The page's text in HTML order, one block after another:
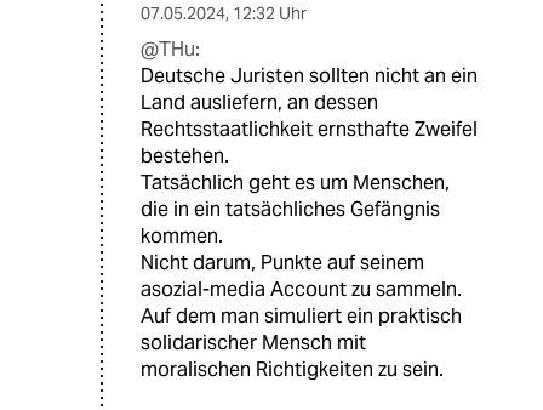
07.05.2024, 12:32 Uhr
@THu:
Deutsche Juristen sollten nicht an ein
Land ausliefern, an dessen
Rechtsstaatlichkeit ernsthafte Zweifel
bestehen.
Tatsächlich geht es um Menschen,
die in ein tatsächliches Gefängnis
kommen.
Nicht darum, Punkte auf seinem
asozial-media Account zu sammeln.
Auf dem man simuliert ein praktisch
solidarischer Mensch mit
moralischen Richtigkeiten zu sein.